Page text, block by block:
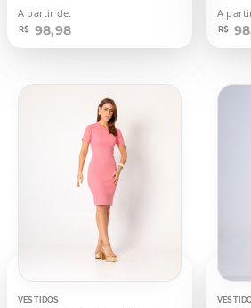
A partir de:
R$ 98,98
A
R$
VESTIDOS